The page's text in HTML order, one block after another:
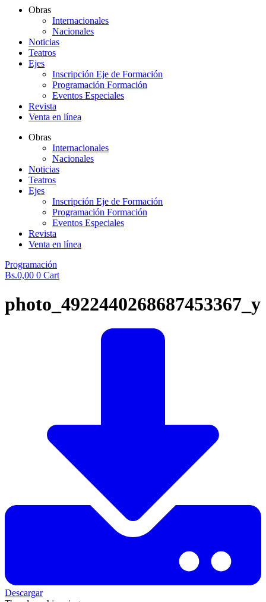
Obras
Internacionales
Nacionales
Noticias
Teatros
Ejes
Inscripción Eje de Formación
Programación Formación
Eventos Especiales
Revista
Venta en línea
Obras
Internacionales
Nacionales
Noticias
Teatros
Ejes
Inscripción Eje de Formación
Programación Formación
Eventos Especiales
Revista
Venta en línea
Programación
Bs.0,00 0 Cart
photo_4922440268687453367_y
Descargar